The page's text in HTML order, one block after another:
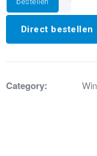
Zwart
H=7.5
L=24
Direct bestellen
Category: